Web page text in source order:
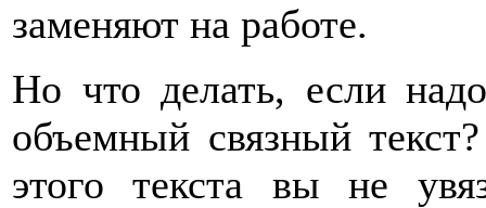
заменяют на работе.
Но что делать, если
объемный связный
этого текста вы не